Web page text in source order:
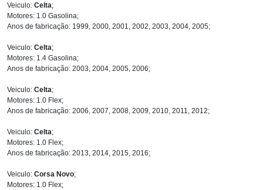
Veiculo: Celta;
Motores: 1.0 Gasolina;
Anos de fabricação: 1999, 2000, 2001, 2002, 2003, 2004, 2005;
Veiculo: Celta;
Motores: 1.4 Gasolina;
Anos de fabricação: 2003, 2004, 2005, 2006;
Veiculo: Celta;
Motores: 1.0 Flex;
Anos de fabricação: 2006, 2007, 2008, 2009, 2010, 2011, 2012;
Veiculo: Celta;
Motores: 1.0 Flex;
Anos de fabricação: 2013, 2014, 2015, 2016;
Veiculo: Corsa Novo;
Motores: 1.0 Flex;